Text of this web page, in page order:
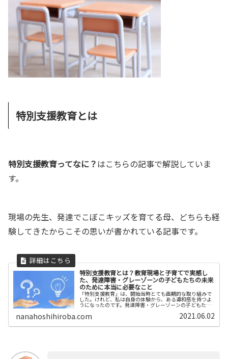
特別支援教育とは
特別支援教育ってなに？はこちらの記事で解説していま
す。
現場の先生、発達でこぼこキッズを育てる母、どちらも経
験してきたからこその思いが書かれている記事です。
特別支援教育とは？教育現場と子育てで実感し
た、発達障害・グレーゾーンの子どもたちの未来
のために本当に必要なこと
「特別支援教育」は、開始当時とても画期的な取り組みで
した。けれど、私は自身の体験から、ある違和感を持つよ
うになったのです。発達障害・グレーゾーンの子どもたち
剣に考えてみませんか。
nanahoshihiroba.com 2021.06.02